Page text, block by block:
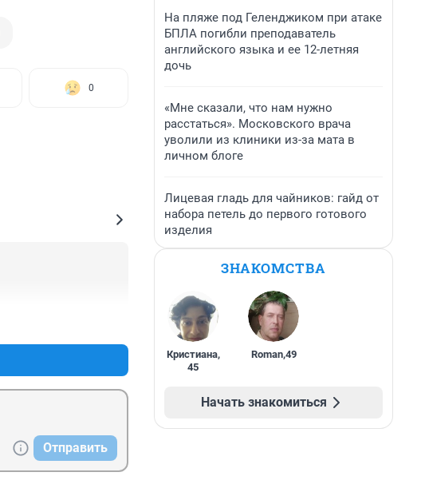
0
Отправить
На пляже под Геленджиком при атаке
БПЛА погибли преподаватель
английского языка и ее 12-летняя
дочь
«Мне сказали, что нам нужно
расстаться». Московского врача
уволили из клиники из-за мата в
личном блоге
Лицевая гладь для чайников: гайд от
набора петель до первого готового
изделия
ЗНАКОМСТВА
Кристиана,
45
Roman,49
Начать знакомиться